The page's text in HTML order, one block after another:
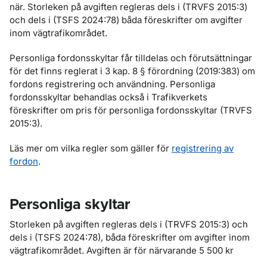
när. Storleken på avgiften regleras dels i (TRVFS 2015:3)
och dels i (TSFS 2024:78) båda föreskrifter om avgifter
inom vägtrafikområdet.
Personliga fordonsskyltar får tilldelas och förutsättningar
för det finns reglerat i 3 kap. 8 § förordning (2019:383) om
fordons registrering och användning. Personliga
fordonsskyltar behandlas också i Trafikverkets
föreskrifter om pris för personliga fordonsskyltar (TRVFS
2015:3).
Läs mer om vilka regler som gäller för registrering av
fordon.
Personliga skyltar
Storleken på avgiften regleras dels i (TRVFS 2015:3) och
dels i (TSFS 2024:78), båda föreskrifter om avgifter inom
vägtrafikområdet. Avgiften är för närvarande 5 500 kr